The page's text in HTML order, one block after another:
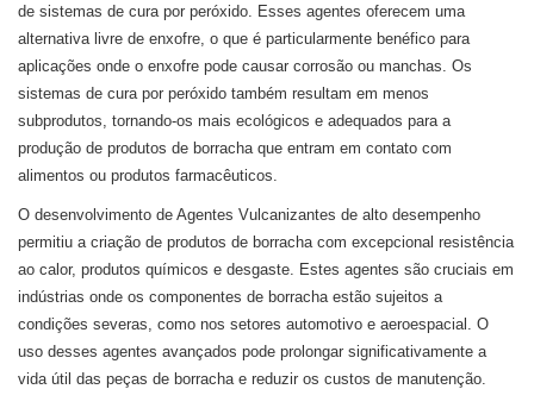
de sistemas de cura por peróxido. Esses agentes oferecem uma
alternativa livre de enxofre, o que é particularmente benéfico para
aplicações onde o enxofre pode causar corrosão ou manchas. Os
sistemas de cura por peróxido também resultam em menos
subprodutos, tornando-os mais ecológicos e adequados para a
produção de produtos de borracha que entram em contato com
alimentos ou produtos farmacêuticos.
O desenvolvimento de Agentes Vulcanizantes de alto desempenho
permitiu a criação de produtos de borracha com excepcional resistência
ao calor, produtos químicos e desgaste. Estes agentes são cruciais em
indústrias onde os componentes de borracha estão sujeitos a
condições severas, como nos setores automotivo e aeroespacial. O
uso desses agentes avançados pode prolongar significativamente a
vida útil das peças de borracha e reduzir os custos de manutenção.